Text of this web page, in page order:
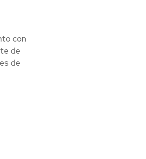
con
de
de